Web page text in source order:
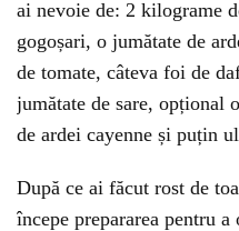
ai nevoie de: 2 kilograme
gogoșari, o jumătate de
de tomate, câteva foi de
jumătate de sare, opțional
de ardei cayenne și puțin
După ce ai făcut rost de
începe prepararea pentru